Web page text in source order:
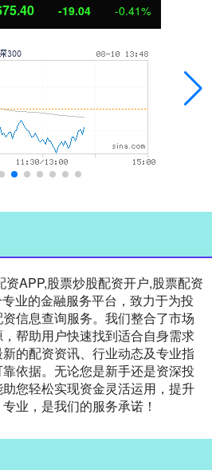
-19.04 -0.41%
APP,股票炒股配资开户,股票配资
业的金融服务平台，致力于为投
信息查询服务。我们整合了市场
帮助用户快速找到适合自身需求
的配资资讯、行业动态及专业指
依据。无论您是新手还是资深投
您轻松实现资金灵活运用，提升
业，是我们的服务承诺！